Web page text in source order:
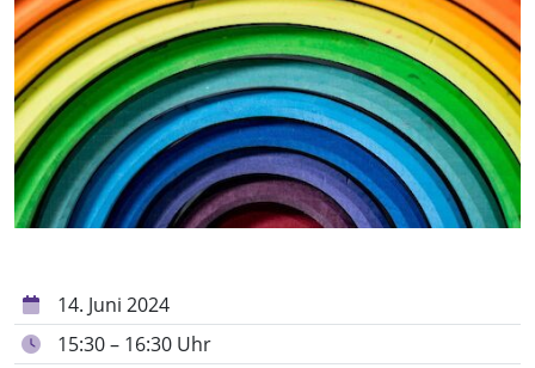
14. Juni 2024
15:30 – 16:30 Uhr